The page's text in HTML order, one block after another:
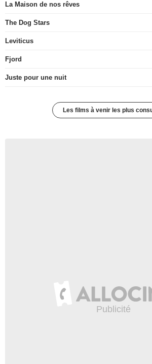
La Maison de nos rêves
The Dog Stars
Leviticus
Fjord
Juste pour une nuit
Les films à venir les plus